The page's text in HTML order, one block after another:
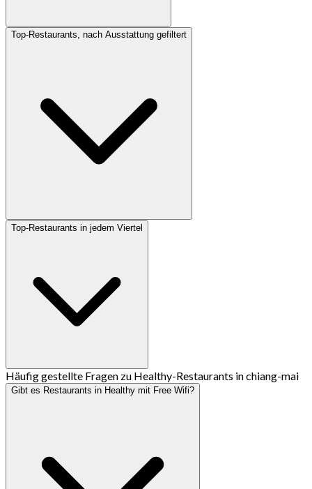
Top-Restaurants, nach Ausstattung gefiltert
Top-Restaurants in jedem Viertel
Häufig gestellte Fragen zu Healthy-Restaurants in chiang-mai
Gibt es Restaurants in Healthy mit Free Wifi?